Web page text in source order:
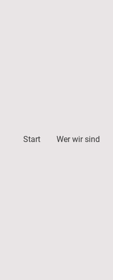
Start Wer wir sind